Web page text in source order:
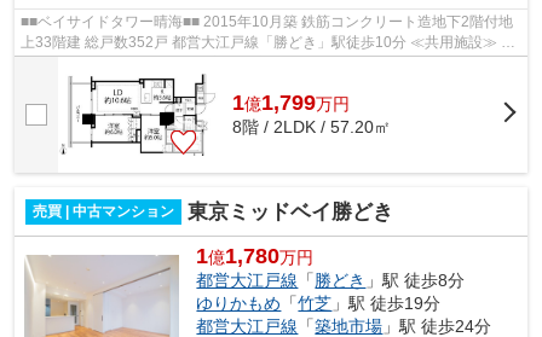
■■ベイサイドタワー晴海■■ 2015年10月築 鉄筋コンクリート造地下2階付地
上33階建 総戸数352戸 都営大江戸線「勝どき」駅徒歩10分 ≪共用施設≫ ■
コンシェルジュサービス ■内廊下設計 ...
1億1,799万円
8階 / 2LDK / 57.20㎡
売買 | 中古マンション 東京ミッドベイ勝どき
1億1,780万円
都営大江戸線 「勝どき 」駅 徒歩8分
ゆりかもめ 「竹芝 」駅 徒歩19分
都営大江戸線 「築地市場 」駅 徒歩24分